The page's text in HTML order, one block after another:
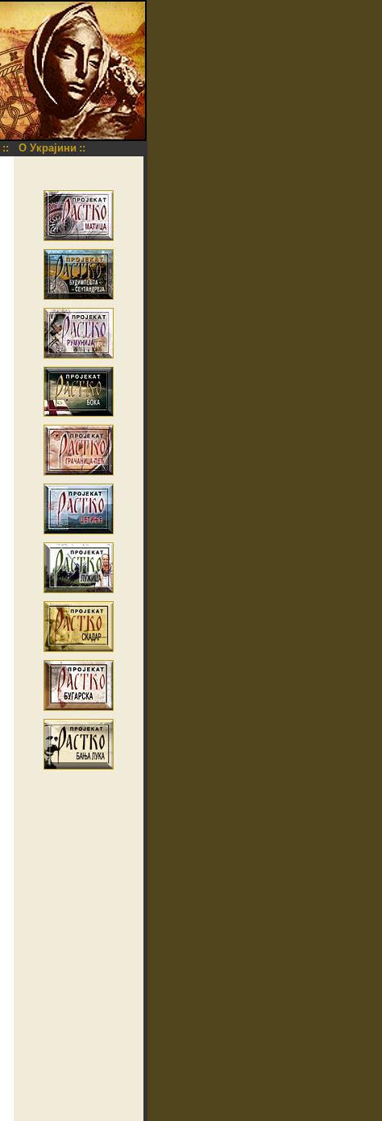
:: O Украјини ::